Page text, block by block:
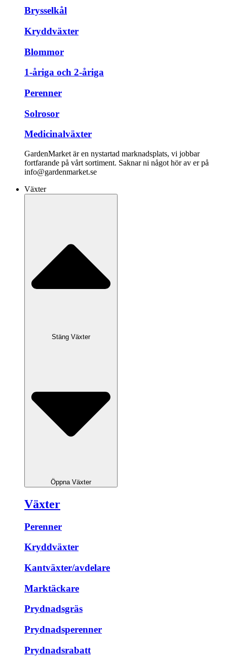
Brysselkål
Kryddväxter
Blommor
1-åriga och 2-åriga
Perenner
Solrosor
Medicinalväxter
GardenMarket är en nystartad marknadsplats, vi jobbar
fortfarande på vårt sortiment. Saknar ni något hör av er på
info@gardenmarket.se
Växter
Stäng Växter
Öppna Växter
Växter
Perenner
Kryddväxter
Kantväxter/avdelare
Marktäckare
Prydnadsgräs
Prydnadsperenner
Prydnadsrabatt